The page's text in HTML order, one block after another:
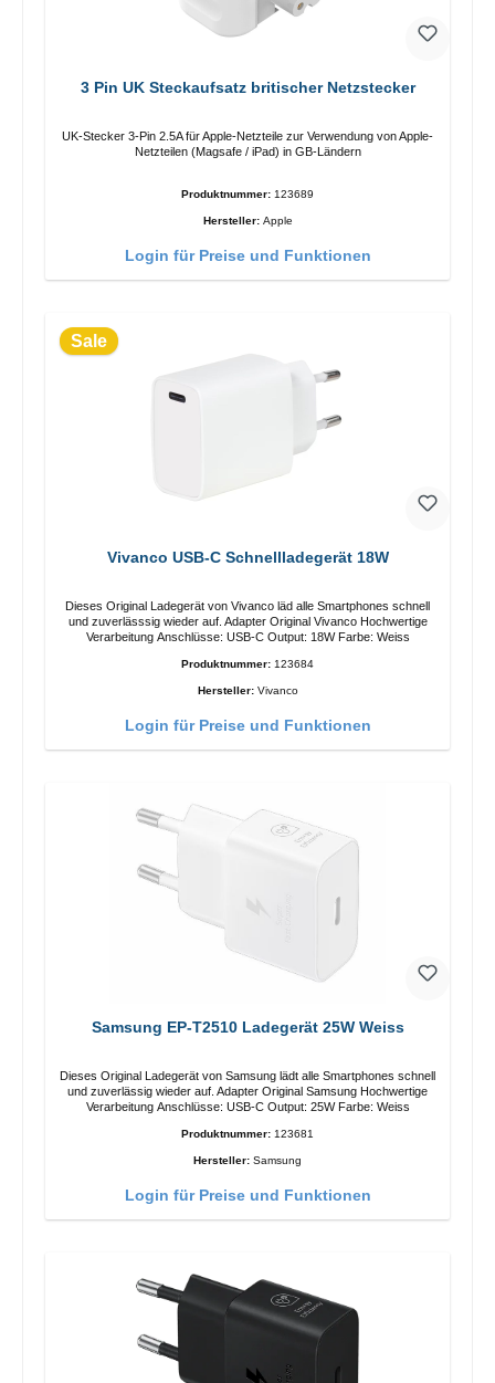
3 Pin UK Steckaufsatz britischer Netzstecker
UK-Stecker 3-Pin 2.5A für Apple-Netzteile zur Verwendung von Apple-
Netzteilen (Magsafe / iPad) in GB-Ländern
Produktnummer: 123689
Hersteller: Apple
Login für Preise und Funktionen
Sale
Vivanco USB-C Schnellladegerät 18W
Dieses Original Ladegerät von Vivanco läd alle Smartphones schnell
und zuverlässsig wieder auf. Adapter Original Vivanco Hochwertige
Verarbeitung Anschlüsse: USB-C Output: 18W Farbe: Weiss
Produktnummer: 123684
Hersteller: Vivanco
Login für Preise und Funktionen
Samsung EP-T2510 Ladegerät 25W Weiss
Dieses Original Ladegerät von Samsung lädt alle Smartphones schnell
und zuverlässig wieder auf. Adapter Original Samsung Hochwertige
Verarbeitung Anschlüsse: USB-C Output: 25W Farbe: Weiss
Produktnummer: 123681
Hersteller: Samsung
Login für Preise und Funktionen